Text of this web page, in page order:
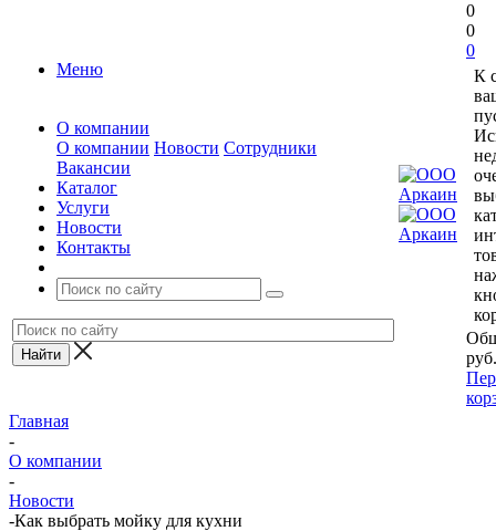
Меню
О компании
О компании Новости Сотрудники
Вакансии
Каталог
Услуги
Новости
Контакты
0
0
0
К
руб.
Главная
-
О компании
-
Новости
-Как выбрать мойку для кухни